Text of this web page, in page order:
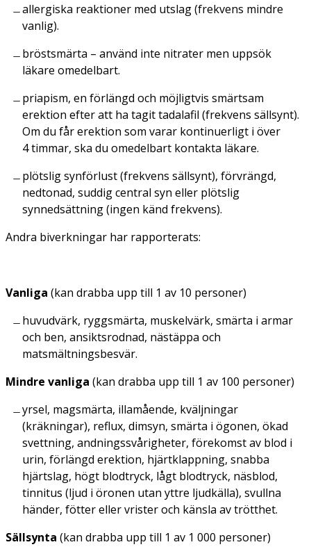
allergiska reaktioner med utslag (frekvens mindre
vanlig).
bröstsmärta – använd inte nitrater men uppsök
läkare omedelbart.
priapism, en förlängd och möjligtvis smärtsam
erektion efter att ha tagit tadalafil (frekvens sällsynt).
Om du får erektion som varar kontinuerligt i över
4 timmar, ska du omedelbart kontakta läkare.
plötslig synförlust (frekvens sällsynt), förvrängd,
nedtonad, suddig central syn eller plötslig
synnedsättning (ingen känd frekvens).
Andra biverkningar har rapporterats:
Vanliga (kan drabba upp till 1 av 10 personer)
huvudvärk, ryggsmärta, muskelvärk, smärta i armar
och ben, ansiktsrodnad, nästäppa och
matsmältningsbesvär.
Mindre vanliga (kan drabba upp till 1 av 100 personer)
yrsel, magsmärta, illamående, kväljningar
(kräkningar), reflux, dimsyn, smärta i ögonen, ökad
svettning, andningssvårigheter, förekomst av blod i
urin, förlängd erektion, hjärtklappning, snabba
hjärtslag, högt blodtryck, lågt blodtryck, näsblod,
tinnitus (ljud i öronen utan yttre ljudkälla), svullna
händer, fötter eller vrister och känsla av trötthet.
Sällsynta (kan drabba upp till 1 av 1 000 personer)